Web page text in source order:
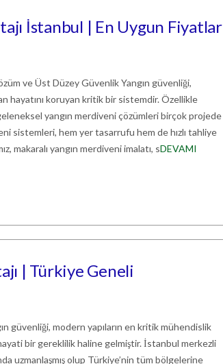
İstanbul | En Uygun Fiyatlar
ve Üst Düzey Güvenlik Yangın güvenliği,
hayatını koruyan kritik bir sistemdir. Özellikle
yangın merdiveni çözümleri birçok projede
sistemleri, hem yer tasarrufu hem de hızlı tahliye
makaralı yangın merdiveni imalatı, sDEVAMI
| Türkiye Geneli
güvenliği, modern yapıların en kritik mühendislik
bir gereklilik haline gelmiştir. İstanbul merkezli
uzmanlaşmış olup Türkiye’nin tüm bölgelerine